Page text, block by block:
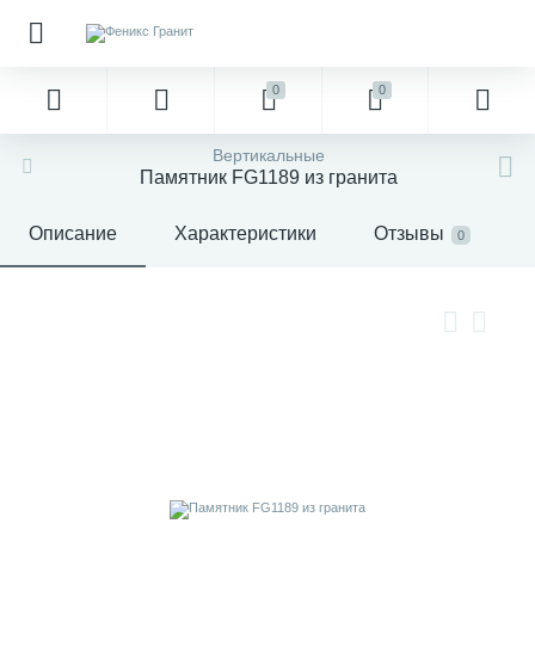
0 0
Вертикальные
Памятник FG1189 из гранита
Описание Характеристики Отзывы 0